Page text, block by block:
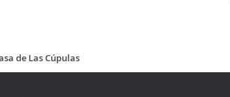
de Las Cúpulas